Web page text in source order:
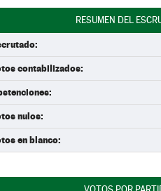
RESUMEN DEL
contabilizados:
nulos:
en blanco: